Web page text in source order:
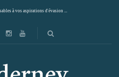
à vos aspirations d'évasion ...